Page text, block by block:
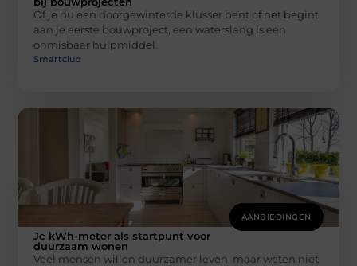
Of je nu een doorgewinterde klusser bent of net begint
aan je eerste bouwproject, een waterslang is een
onmisbaar hulpmiddel.
Smartclub
AANBIEDINGEN
Je kWh-meter als startpunt voor
duurzaam wonen
Veel mensen willen duurzamer leven, maar weten niet